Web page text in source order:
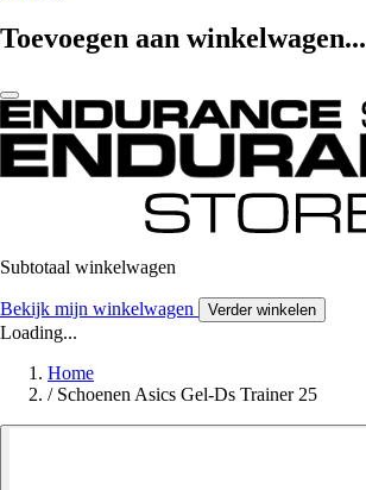
Toevoegen aan winkelwagen...
Subtotaal winkelwagen
Bekijk mijn winkelwagen Verder winkelen
Loading...
Home
/ Schoenen Asics Gel-Ds Trainer 25